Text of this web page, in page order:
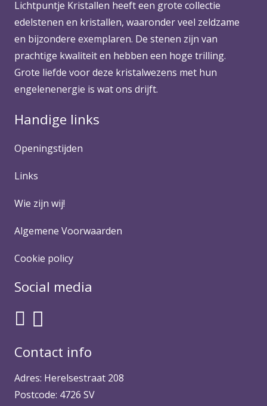
Lichtpuntje Kristallen heeft een grote collectie
edelstenen en kristallen, waaronder veel zeldzame
en bijzondere exemplaren. De stenen zijn van
prachtige kwaliteit en hebben een hoge trilling.
Grote liefde voor deze kristalwezens met hun
engelenenergie is wat ons drijft.
Handige links
Openingstijden
Links
Wie zijn wij!
Algemene Voorwaarden
Cookie policy
Social media
Contact info
Adres: Herelsestraat 208
Postcode: 4726 SV